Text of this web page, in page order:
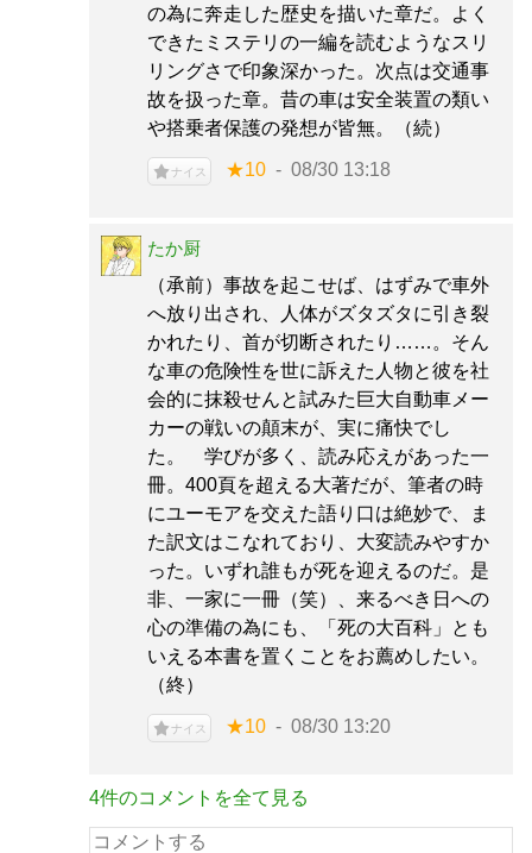
の為に奔走した歴史を描いた章だ。よく
できたミステリの一編を読むようなスリ
リングさで印象深かった。次点は交通事
故を扱った章。昔の車は安全装置の類い
や搭乗者保護の発想が皆無。（続）
ナイス ★10 08/30 13:18
たか厨
（承前）事故を起こせば、はずみで車外
へ放り出され、人体がズタズタに引き裂
かれたり、首が切断されたり……。そん
な車の危険性を世に訴えた人物と彼を社
会的に抹殺せんと試みた巨大自動車メー
カーの戦いの顛末が、実に痛快でし
た。 学びが多く、読み応えがあった一
冊。400頁を超える大著だが、筆者の時
にユーモアを交えた語り口は絶妙で、ま
た訳文はこなれており、大変読みやすか
った。いずれ誰もが死を迎えるのだ。是
非、一家に一冊（笑）、来るべき日への
心の準備の為にも、「死の大百科」とも
いえる本書を置くことをお薦めしたい。
（終）
ナイス ★10 08/30 13:20
4件のコメントを全て見る